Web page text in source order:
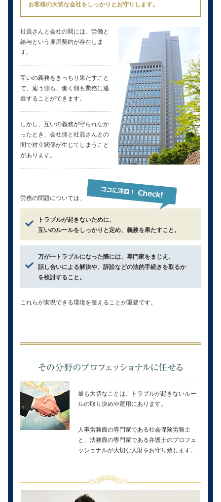
お客様の大切な会社をしっかりとお守りします。
社員さんと会社の間には、労働と
給与という雇用契約が存在しま
す。
互いの義務をきっちり果たすこと
で、雇う側も、働く側も業務に邁
進することができます。
しかし、互いの義務が守られなか
ったとき、会社側と社員さんとの
間で対立関係が生じてしまうこと
があります。
労務の問題については、
トラブルが起きないために、
互いのルールをしっかりと定め、義務を果たすこと。
万が一トラブルになった際には、専門家をまじえ、
話し合いによる解決や、訴訟などの法的手続きを取るか
を検討すること。
これらが実現できる環境を整えることが重要です。
最も大切なことは、トラブルが起きないルー
ルの取り決めや運用にあります。
人事労務面の専門家である社会保険労務士
と、法務面の専門家である弁護士のプロフェ
ッショナルが大切な人財をお守り致します。